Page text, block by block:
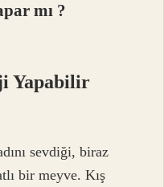
mı ?
Yapabilir
sevdiği, biraz
bir meyve. Kış